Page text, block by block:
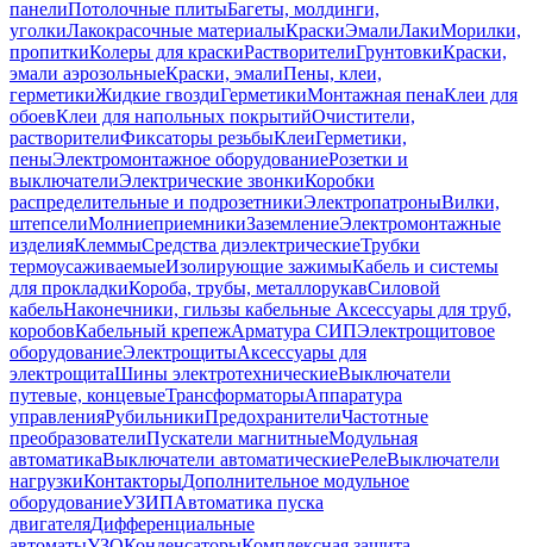
панелиПотолочные плитыБагеты, молдинги,
уголкиЛакокрасочные материалыКраскиЭмалиЛакиМорилки,
пропиткиКолеры для краскиРастворителиГрунтовкиКраски,
эмали аэрозольныеКраски, эмалиПены, клеи,
герметикиЖидкие гвоздиГерметикиМонтажная пенаКлеи для
обоевКлеи для напольных покрытийОчистители,
растворителиФиксаторы резьбыКлеиГерметики,
пеныЭлектромонтажное оборудованиеРозетки и
выключателиЭлектрические звонкиКоробки
распределительные и подрозетникиЭлектропатроныВилки,
штепселиМолниеприемникиЗаземлениеЭлектромонтажные
изделияКлеммыСредства диэлектрическиеТрубки
термоусаживаемыеИзолирующие зажимыКабель и системы
для прокладкиКороба, трубы, металлорукавСиловой
кабельНаконечники, гильзы кабельные Аксессуары для труб,
коробовКабельный крепежАрматура СИПЭлектрощитовое
оборудованиеЭлектрощитыАксессуары для
электрощитаШины электротехническиеВыключатели
путевые, концевыеТрансформаторыАппаратура
управленияРубильникиПредохранителиЧастотные
преобразователиПускатели магнитныеМодульная
автоматикаВыключатели автоматическиеРелеВыключатели
нагрузкиКонтакторыДополнительное модульное
оборудованиеУЗИПАвтоматика пуска
двигателяДифференциальные